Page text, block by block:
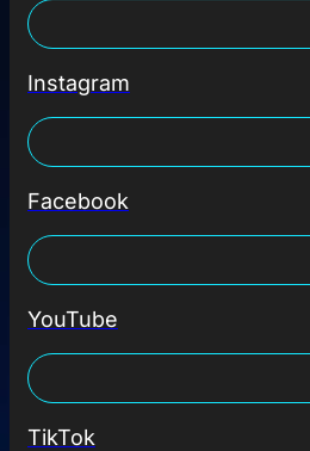
Instagram
Facebook
YouTube
TikTok